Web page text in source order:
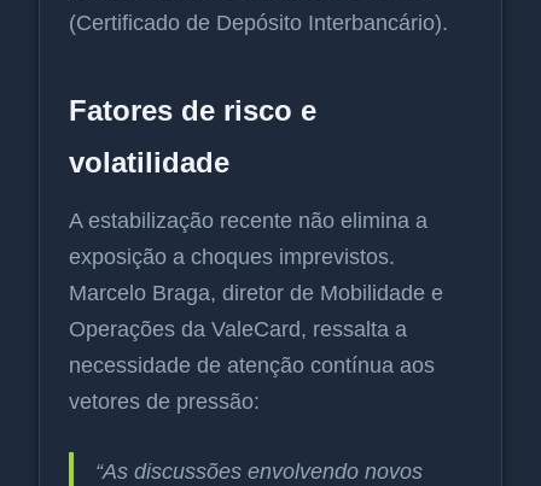
(Certificado de Depósito Interbancário).
Fatores de risco e
volatilidade
A estabilização recente não elimina a
exposição a choques imprevistos.
Marcelo Braga, diretor de Mobilidade e
Operações da ValeCard, ressalta a
necessidade de atenção contínua aos
vetores de pressão:
“As discussões envolvendo novos